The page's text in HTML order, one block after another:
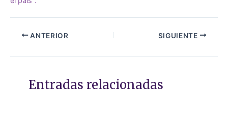
ANTERIOR SIGUIENTE
Entradas relacionadas